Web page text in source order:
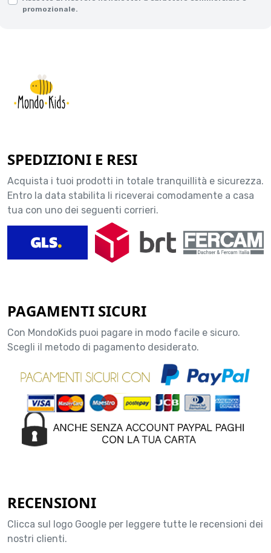
promozionale.
SPEDIZIONI E RESI
Acquista i tuoi prodotti in totale tranquillità e sicurezza.
Entro la data stabilita li riceverai comodamente a casa
tua con uno dei seguenti corrieri.
PAGAMENTI SICURI
Con MondoKids puoi pagare in modo facile e sicuro.
Scegli il metodo di pagamento desiderato.
RECENSIONI
Clicca sul logo Google per leggere tutte le recensioni dei
nostri clienti.